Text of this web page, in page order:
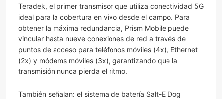
Teradek, el primer transmisor que utiliza conectividad 5G
ideal para la cobertura en vivo desde el campo. Para
obtener la máxima redundancia, Prism Mobile puede
vincular hasta nueve conexiones de red a través de
puntos de acceso para teléfonos móviles (4x), Ethernet
(2x) y módems móviles (3x), garantizando que la
transmisión nunca pierda el ritmo.
También señalan: el sistema de batería Salt-E Dog